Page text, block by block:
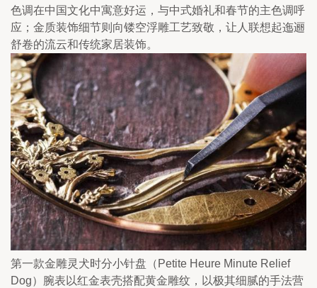
色调在中国文化中寓意好运，与中式婚礼和春节的主色调呼
应；金质装饰细节则向镂空浮雕工艺致敬，让人联想起迤逦
舒卷的流云和传统家居装饰。
第一款金雕灵犬时分小针盘（Petite Heure Minute Relief
Dog）腕表以红金表壳搭配黄金雕纹，以极其细腻的手法营